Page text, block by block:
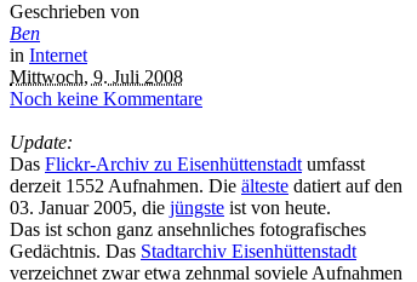
Geschrieben von
Ben
in Internet
Mittwoch, 9. Juli 2008
Noch keine Kommentare
Update:
Das Flickr-Archiv zu Eisenhüttenstadt umfasst
derzeit 1552 Aufnahmen. Die älteste datiert auf den
03. Januar 2005, die jüngste ist von heute.
Das ist schon ganz ansehnliches fotografisches
Gedächtnis. Das Stadtarchiv Eisenhüttenstadt
verzeichnet zwar etwa zehnmal soviele Aufnahmen